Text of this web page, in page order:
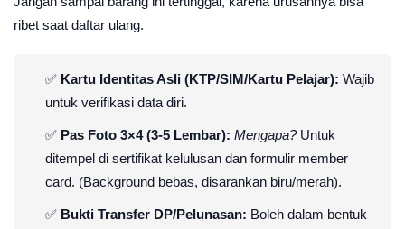
ribet saat daftar ulang.
✅ Kartu Identitas Asli (KTP/SIM/Kartu Pelajar): Wajib
untuk verifikasi data diri.
✅ Pas Foto 3×4 (3-5 Lembar): Mengapa?Untuk
ditempel di sertifikat kelulusan dan formulir member
card. (Background bebas, disarankan biru/merah).
✅ Bukti Transfer DP/Pelunasan: Boleh dalam bentuk